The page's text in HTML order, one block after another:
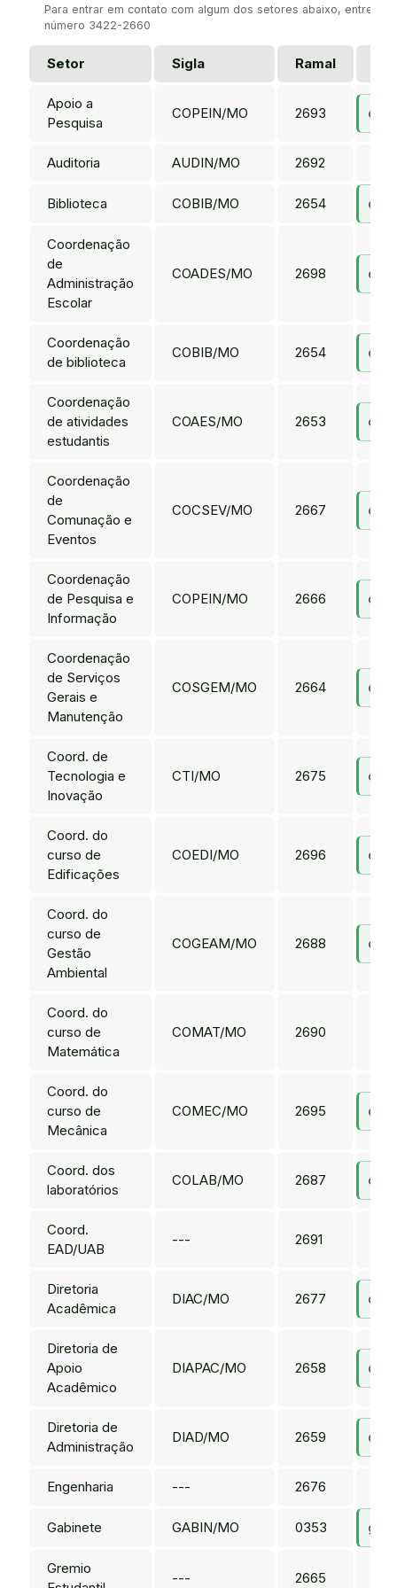
Para entrar em contato com algum dos setores abaixo, entre
número 3422-2660
Setor Sigla Ramal
Apoio a
Pesquisa
COPEIN/MO 2693
Auditoria AUDIN/MO 2692
Biblioteca COBIB/MO 2654
Coordenação
de
Administração
Escolar
COADES/MO 2698
Coordenação
de biblioteca
COBIB/MO 2654
Coordenação
de atividades
estudantis
COAES/MO 2653
Coordenação
de
Comunação e
Eventos
COCSEV/MO 2667
Coordenação
de Pesquisa e
Informação
COPEIN/MO 2666
Coordenação
de Serviços
Gerais e
Manutenção
COSGEM/MO 2664
Coord. de
Tecnologia e
Inovação
CTI/MO 2675
Coord. do
curso de
Edificações
COEDI/MO 2696
Coord. do
curso de
Gestão
Ambiental
COGEAM/MO 2688
Coord. do
curso de
Matemática
COMAT/MO 2690
Coord. do
curso de
Mecânica
COMEC/MO 2695
Coord. dos
laboratórios
COLAB/MO 2687
Coord.
EAD/UAB
--- 2691
Diretoria
Acadêmica
DIAC/MO 2677
Diretoria de
Apoio
Acadêmico
DIAPAC/MO 2658
Diretoria de
Administração
DIAD/MO 2659
Engenharia --- 2676
Gabinete GABIN/MO 0353
Gremio
--- 2665